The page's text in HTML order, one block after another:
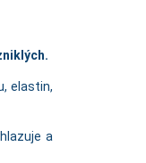
elastin,
a